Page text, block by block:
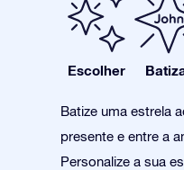
Escolher
Batize uma estrela
presente e entre a
Personalize a sua